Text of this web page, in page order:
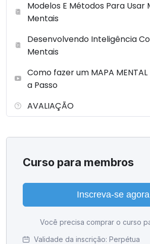
Modelos E Métodos Para Usar
Mentais
Desenvolvendo Inteligência
Mentais
Como fazer um MAPA MENTAL
a Passo
AVALIAÇÃO
Curso para membros
Inscreva-se agora
Você precisa comprar o curso
Validade da inscrição: Perpétua